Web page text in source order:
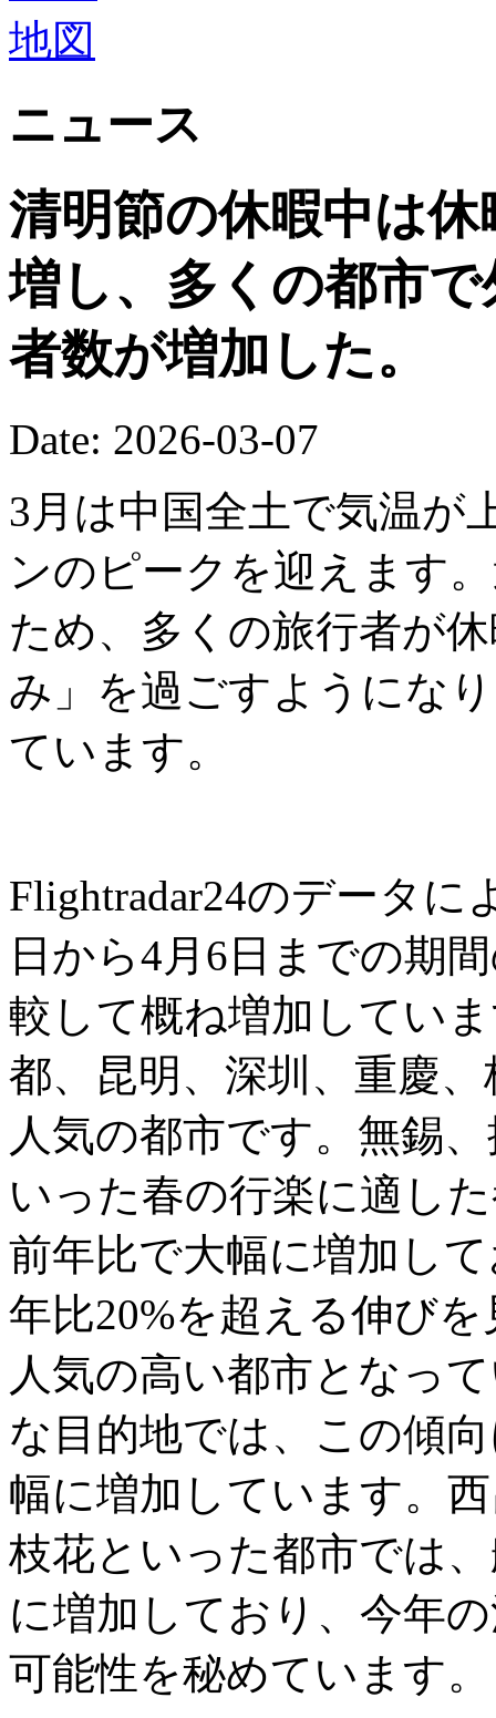
ニュース
清明節の休暇中は
増し、多くの都市
者数が増加した。
Date: 2026-03-07
3月は中国全土で気温が
ンのピークを迎えます
ため、多くの旅行者が
み」を過ごすようにな
ています。
Flightradar24のデータに
日から4月6日までの期
較して概ね増加してい
都、昆明、深圳、重慶
人気の都市です。無錫
いった春の行楽に適し
前年比で大幅に増加し
年比20%を超える伸び
人気の高い都市となっ
な目的地では、この傾
幅に増加しています。
枝花といった都市では
に増加しており、今年
可能性を秘めています。